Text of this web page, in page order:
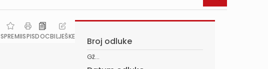
SPREMIISPISDOCBILJEŠKE Broj odluke
Gž...